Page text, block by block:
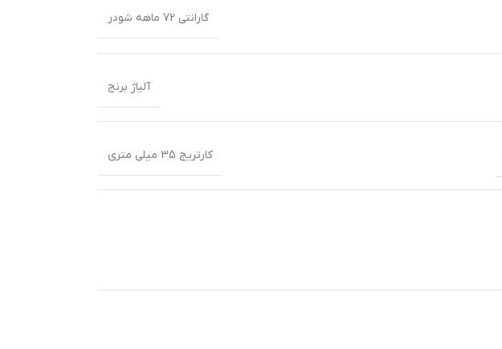
گارانتی 72 ماهه شودر
آلیاژ برنج
کارتریج 35 میلی متری